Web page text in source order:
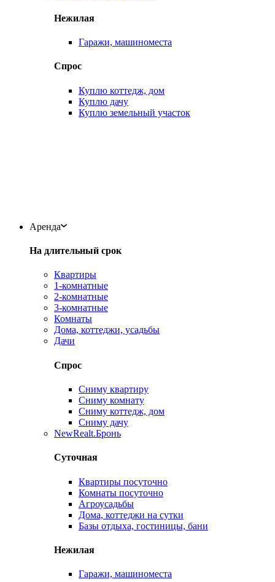
Нежилая
Гаражи, машиноместа
Спрос
Куплю коттедж, дом
Куплю дачу
Куплю земельный участок
Аренда
На длительный срок
Квартиры
1-комнатные
2-комнатные
3-комнатные
Комнаты
Дома, коттеджи, усадьбы
Дачи
Спрос
Сниму квартиру
Сниму комнату
Сниму коттедж, дом
Сниму дачу
NewRealt.Бронь
Суточная
Квартиры посуточно
Комнаты посуточно
Агроусадьбы
Дома, коттеджи на сутки
Базы отдыха, гостиницы, бани
Нежилая
Гаражи, машиноместа